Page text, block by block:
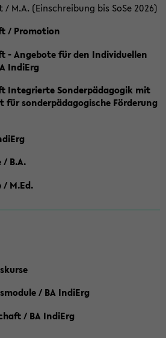
M.A. (Einschreibung bis SoSe 2026)
/ Promotion
- Angebote für den Individuellen
IndiErg
Integrierte Sonderpädagogik mit
für sonderpädagogische Förderung
/ B.A.
/ M.Ed.
/ BA IndiErg
/ BA IndiErg